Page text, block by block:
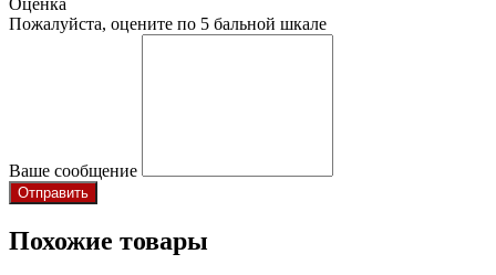
Оценка
Пожалуйста, оцените по 5 бальной шкале
Ваше сообщение
Похожие товары